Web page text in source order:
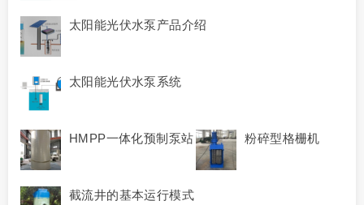
太阳能光伏水泵产品介绍
太阳能光伏水泵系统
HMPP一体化预制泵站 粉碎型格栅机
截流井的基本运行模式